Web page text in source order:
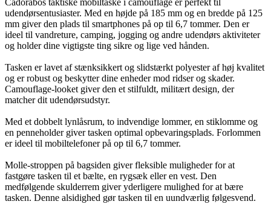
udendørsentusiaster. Med en højde på 185 mm og en bredde på 125
mm giver den plads til smartphones på op til 6,7 tommer. Den er
ideel til vandreture, camping, jogging og andre udendørs aktiviteter
og holder dine vigtigste ting sikre og lige ved hånden.
Tasken er lavet af stænksikkert og slidstærkt polyester af høj kvalitet
og er robust og beskytter dine enheder mod ridser og skader.
Camouflage-looket giver den et stilfuldt, militært design, der
matcher dit udendørsudstyr.
Med et dobbelt lynlåsrum, to indvendige lommer, en stiklomme og
en penneholder giver tasken optimal opbevaringsplads. Forlommen
er ideel til mobiltelefoner på op til 6,7 tommer.
Molle-stroppen på bagsiden giver fleksible muligheder for at
fastgøre tasken til et bælte, en rygsæk eller en vest. Den
medfølgende skulderrem giver yderligere mulighed for at bære
tasken. Denne alsidighed gør tasken til en uundværlig følgesvend.